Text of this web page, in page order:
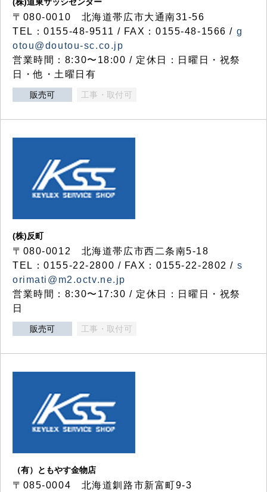
〒080-0010 北海道帯広市大通南31-56
TEL：0155-48-9511 / FAX：0155-48-1566 / g
otou@doutou-sc.co.jp
営業時間：8:30〜18:00 / 定休日：日曜日・祝祭
日・他・土曜日有
販売可 工事・取付可
(株)反町
〒080-0012 北海道帯広市西二条南5-18
TEL：0155-22-2800 / FAX：0155-22-2802 / s
orimati@m2.octv.ne.jp
営業時間：8:30〜17:30 / 定休日：日曜日・祝祭
日
販売可 工事・取付可
（有）ともやす金物店
〒085-0004 北海道釧路市新富町9-3